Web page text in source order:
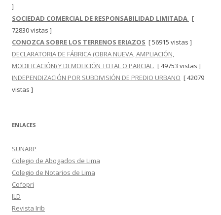
]
SOCIEDAD COMERCIAL DE RESPONSABILIDAD LIMITADA [
72830 vistas ]
CONOZCA SOBRE LOS TERRENOS ERIAZOS [ 56915 vistas ]
DECLARATORIA DE FÁBRICA (OBRA NUEVA, AMPLIACIÓN,
MODIFICACIÓN) Y DEMOLICIÓN TOTAL O PARCIAL. [ 49753 vistas ]
INDEPENDIZACIÓN POR SUBDIVISIÓN DE PREDIO URBANO [ 42079
vistas ]
ENLACES
SUNARP
Colegio de Abogados de Lima
Colegio de Notarios de Lima
Cofopri
ILD
Revista Irib